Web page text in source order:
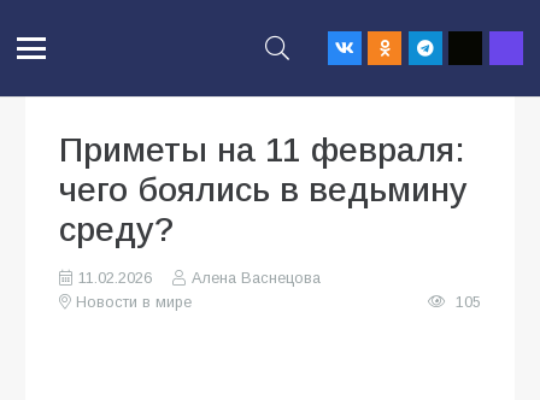
Приметы на 11 февраля:
чего боялись в ведьмину
среду?
11.02.2026
Алена Васнецова
Новости в мире
105